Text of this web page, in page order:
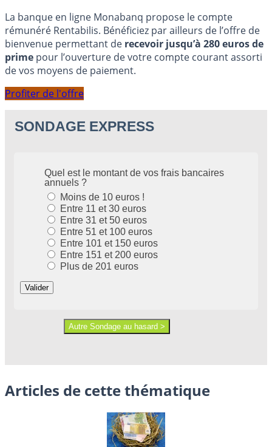
La banque en ligne Monabanq propose le compte
rémunéré Rentabilis. Bénéficiez par ailleurs de l’offre de
bienvenue permettant de recevoir jusqu’à 280 euros de
prime pour l’ouverture de votre compte courant assorti
de vos moyens de paiement.
Profiter de l'offre
Articles de cette thématique